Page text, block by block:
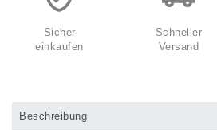
Sicher
einkaufen
Schneller
Versand
Beschreibung